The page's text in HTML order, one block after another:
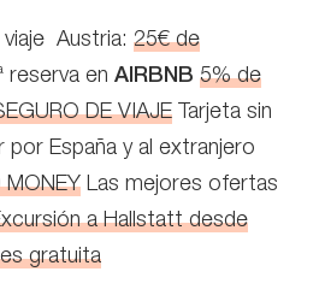
Austria: 25€ de
reserva en AIRBNB 5% de
DE VIAJE Tarjeta sin
por España y al extranjero
MONEY Las mejores ofertas
a Hallstatt desde
gratuita